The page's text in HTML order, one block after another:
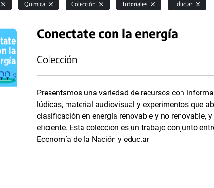
Química Colección Tutoriales Educ.ar
Conectate con la energía
Colección
Presentamos una variedad de recursos con
lúdicas, material audiovisual y experimentos que
clasificación en energía renovable y no renovable,
eficiente. Esta colección es un trabajo conjunto
Economía de la Nación y educ.ar